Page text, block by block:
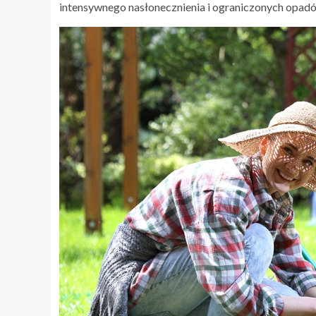
intensywnego nasłonecznienia i ograniczonych